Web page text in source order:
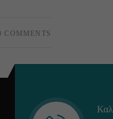
COMMENTS